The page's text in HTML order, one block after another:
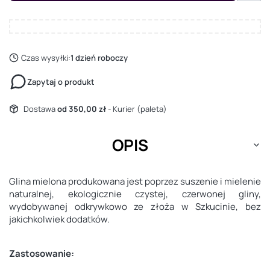
Czas wysyłki:1 dzień roboczy
Zapytaj o produkt
Dostawaod 350,00 zł- Kurier (paleta)
OPIS
Glina mielona produkowana jest poprzez suszenie i mielenie
naturalnej, ekologicznie czystej, czerwonej gliny,
wydobywanej odkrywkowo ze złoża w Szkucinie, bez
jakichkolwiek dodatków.
Zastosowanie: